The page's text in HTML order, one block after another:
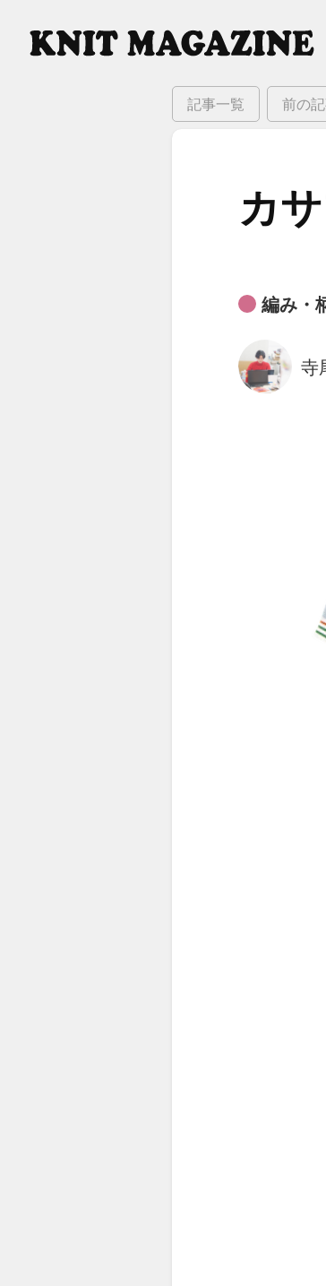
記事一覧 前の
カ
編み・
寺